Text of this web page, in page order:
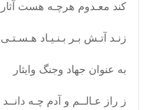
کند معـدوم هرچـه هست آثار
زنـد آتـش بـر بـنـیـاد هـسـتـی
به عنوان جهاد وجنگ وایثار
ز راز عـالــم و آدم چـه دانــد